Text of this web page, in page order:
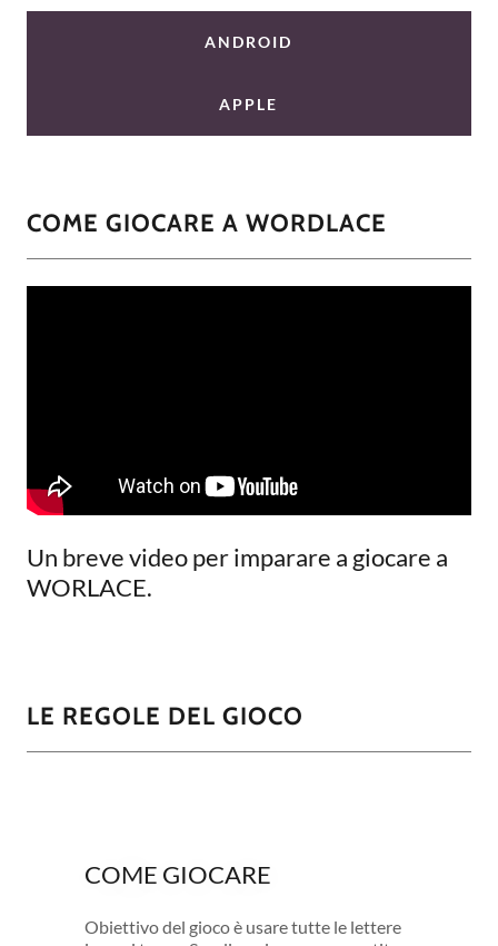
ANDROID
APPLE
COME GIOCARE A WORDLACE
Un breve video per imparare a giocare a
WORLACE.
LE REGOLE DEL GIOCO
COME GIOCARE
Obiettivo del gioco è usare tutte le lettere